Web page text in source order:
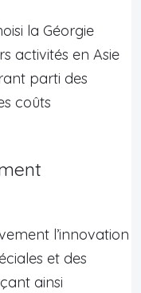
la Géorgie
activités en Asie
parti des
coûts
l’innovation
et des
ainsi